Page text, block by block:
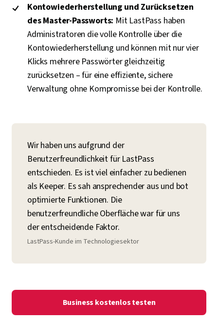
Kontowiederherstellung und Zurücksetzen
des Master-Passworts: Mit LastPass haben
Administratoren die volle Kontrolle über die
Kontowiederherstellung und können mit nur vier
Klicks mehrere Passwörter gleichzeitig
zurücksetzen – für eine effiziente, sichere
Verwaltung ohne Kompromisse bei der Kontrolle.
Wir haben uns aufgrund der
Benutzerfreundlichkeit für LastPass
entschieden. Es ist viel einfacher zu bedienen
als Keeper. Es sah ansprechender aus und bot
optimierte Funktionen. Die
benutzerfreundliche Oberfläche war für uns
der entscheidende Faktor.
LastPass-Kunde im Technologiesektor
Business kostenlos testen